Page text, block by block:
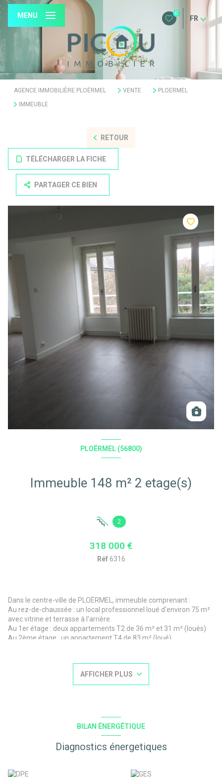
0
FR
MENU
AGENCE IMMOBILIÈRE PLOËRMEL VENTE
PLOERMEL
IMMEUBLE
RETOUR
TÉLÉCHARGER LA FICHE
PARTAGER CE BIEN
PLOËRMEL (56800)
Immeuble 148 m² 2 etage(s)
2
318 000 €
Réf 6316
Dans le centre-ville de PLOËRMEL, immeuble comprenant :
Au rez-de-chaussée : un local professionnel loué d'environ 75 m²
avec vitrine et terrasse à l'arrière.
Au 1er étage : deux appartements T2 de 36 m² et 31 m² (loués)
Au 2ème étage : un appartement T4 de 83 m² (loué)
Pour tous renseignements complémentaires, merci de contacter
le service transaction de l'agence 02 97 74 04 19.
Les informations sur les risques auxquels ce bien est exposé sont
AFFICHER PLUS
BILAN ÉNERGÉTIQUE
Diagnostics énergetiques